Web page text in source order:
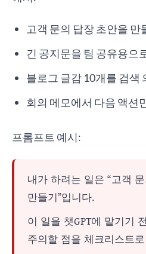
고객 문의 답장 초안을 만
긴 공지문을 팀 공유용으
블로그 글감 10개를 검색
회의 메모에서 다음 액션
프롬프트 예시:
내가 하려는 일은 “고객
만들기”입니다.
이 일을 챗GPT에 맡기기
주의할 점을 체크리스트